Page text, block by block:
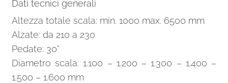
Dati tecnici generali
Altezza totale scala: min. 1000 max. 6500 mm
Alzate: da 210 a 230
Pedate: 30°
Diametro scala: 1.100 – 1.200 – 1.300 – 1.400 –
1.500 – 1.600 mm